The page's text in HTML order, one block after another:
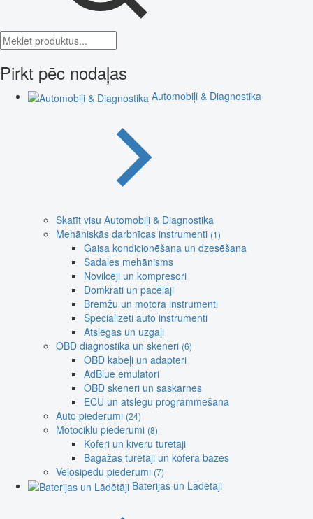
Pirkt pēc nodaļas
Automobiļi & Diagnostika
Skatīt visu Automobiļi & Diagnostika
Mehāniskās darbnīcas instrumenti (1)
Gaisa kondicionēšana un dzesēšana
Sadales mehānisms
Novilcēji un kompresori
Domkrati un pacēlāji
Bremžu un motora instrumenti
Specializēti auto instrumenti
Atslēgas un uzgaļi
OBD diagnostika un skeneri (6)
OBD kabeļi un adapteri
AdBlue emulatori
OBD skeneri un saskarnes
ECU un atslēgu programmēšana
Auto piederumi (24)
Motociklu piederumi (8)
Koferi un ķiveru turētāji
Bagāžas turētāji un kofera bāzes
Velosipēdu piederumi (7)
Baterijas un Lādētāji